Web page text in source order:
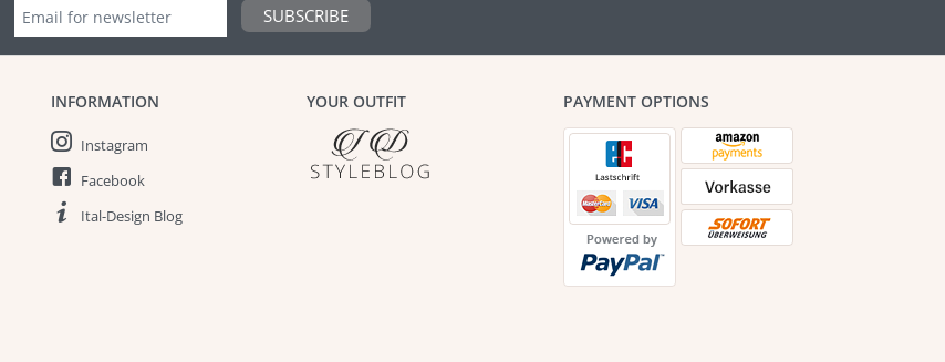
SUBSCRIBE
INFORMATION
Instagram
Facebook
Ital-Design Blog
YOUR OUTFIT PAYMENT OPTIONS